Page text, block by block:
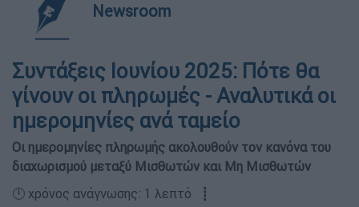
Newsroom
Συντάξεις Ιουνίου 2025: Πότε θα
γίνουν οι πληρωμές - Αναλυτικά οι
ημερομηνίες ανά ταμείο
Οι ημερομηνίες πληρωμής ακολουθούν τον κανόνα του
διαχωρισμού μεταξύ Μισθωτών και Μη Μισθωτών
🕛 χρόνος ανάγνωσης: 1 λεπτό ┋